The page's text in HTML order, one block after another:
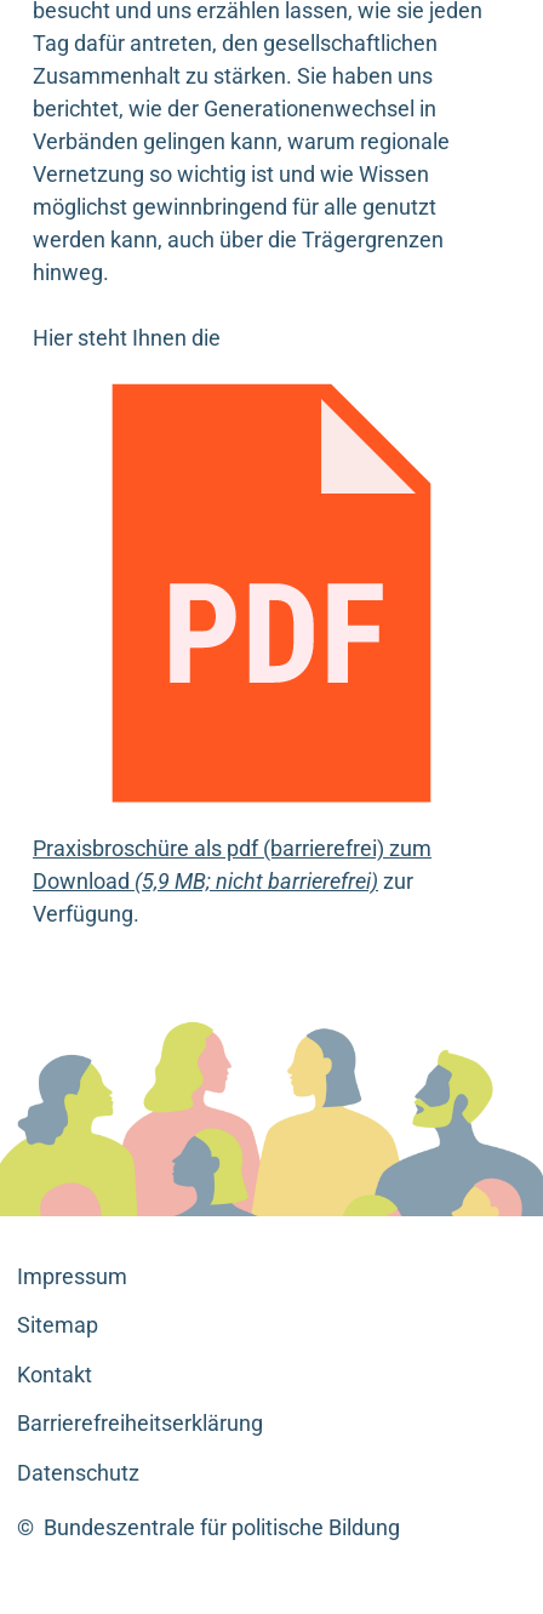
besucht und uns erzählen lassen, wie sie jeden
Tag dafür antreten, den gesellschaftlichen
Zusammenhalt zu stärken. Sie haben uns
berichtet, wie der Generationenwechsel in
Verbänden gelingen kann, warum regionale
Vernetzung so wichtig ist und wie Wissen
möglichst gewinnbringend für alle genutzt
werden kann, auch über die Trägergrenzen
hinweg.
Hier steht Ihnen die
Praxisbroschüre als pdf (barrierefrei) zum
Download (5,9 MB; nicht barrierefrei) zur
Verfügung.
Impressum
Sitemap
Kontakt
Barrierefreiheitserklärung
Datenschutz
© Bundeszentrale für politische Bildung